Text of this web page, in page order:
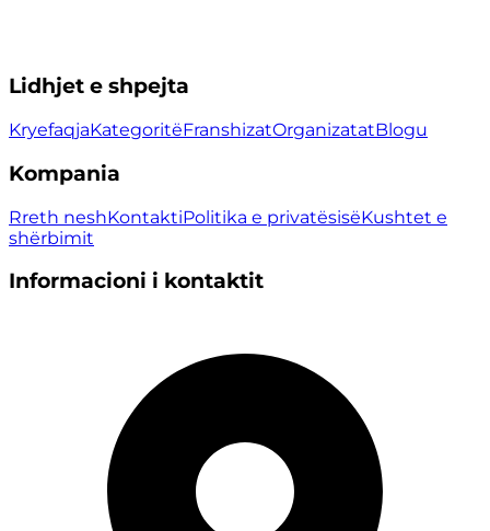
Lidhjet e shpejta
KryefaqjaKategoritëFranshizatOrganizatatBlogu
Kompania
Rreth neshKontaktiPolitika e privatësisëKushtet e
shërbimit
Informacioni i kontaktit